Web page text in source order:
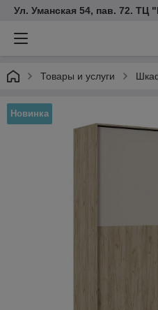
Ул. Уманская 54, пав. 72. ТЦ
Товары и услуги
Новинка